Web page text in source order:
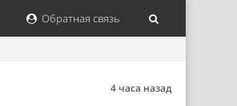
Обратная связь
4 часа назад